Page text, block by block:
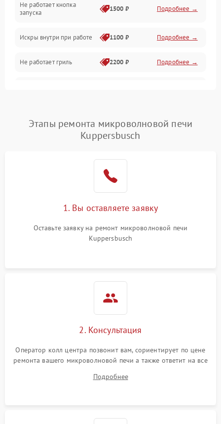
Нагрев и приготовление
Программное обеспечение
Не работает кнопка
запуска
1500 ₽ Подробнее →
Искры внутри при работе 1100 ₽ Подробнее →
Не работает гриль 2200 ₽ Подробнее →
Появление запаха гари Подробнее →
2400 ₽ Подробнее →
2000 ₽
Этапы ремонта микроволновой печи
Kuppersbusch
1. Вы оставляете заявку
Оставьте заявку на ремонт микроволновой печи
Kuppersbusch
2. Консультация
Оператор колл центра позвонит вам, сориентирует по цене
ремонта вашего микроволновой печи а также ответит на все
Подробнее